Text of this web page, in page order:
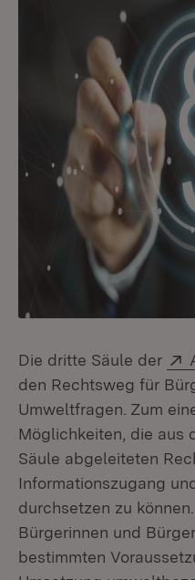
Die dritte Säule der
den Rechtsweg für
Umweltfragen. Zum
Möglichkeiten, die aus
Säule abgeleiteten
Informationszugang
durchsetzen zu
Bürgerinnen und
bestimmten